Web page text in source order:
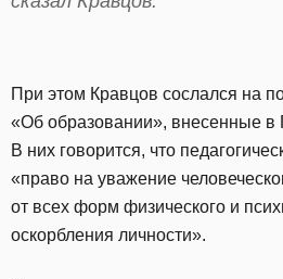
При этом Кравцов сослался на
«Об образовании», внесенные в
В них говорится, что
«право на уважение
от всех форм физического и
оскорбления личности».